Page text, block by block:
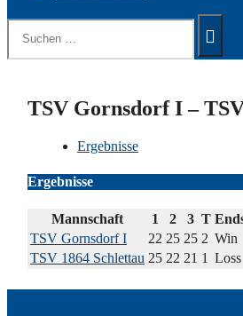
Suchen
nach:
TSV Gornsdorf I –
Ergebnisse
Ergebnisse
Mannschaft 1 2 3 T
TSV Gornsdorf I
22 25 25 2 Win
TSV 1864 Schlettau 25 22 21 1 Loss